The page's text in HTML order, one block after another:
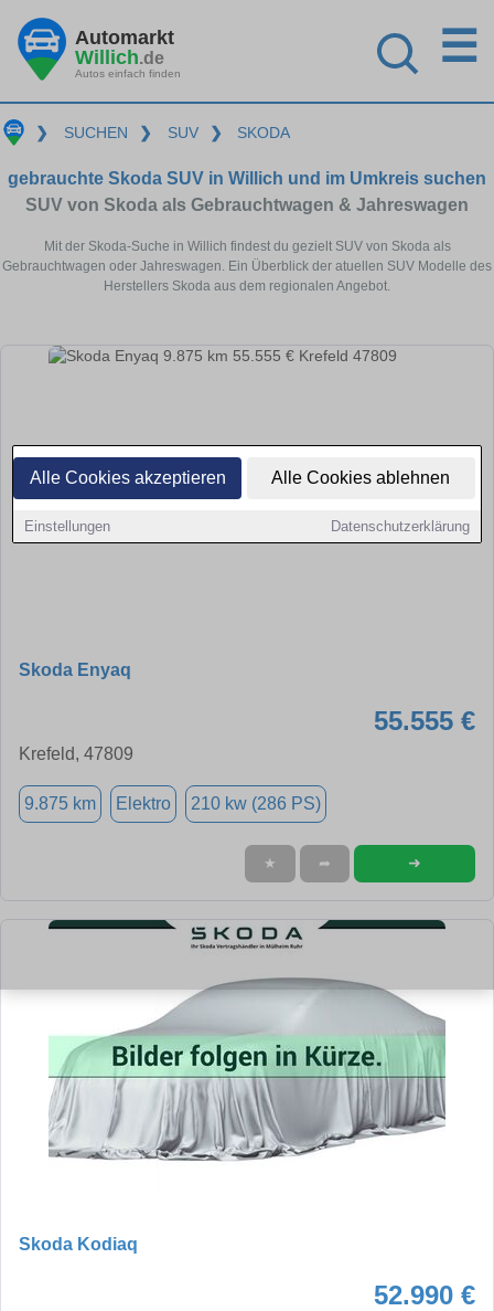
Alle Cookies akzeptieren Alle Cookies ablehnen
Einstellungen Datenschutzerklärung
Automarkt
Willich.de
Autos einfach finden
☰
❯ SUCHEN ❯ SUV ❯ SKODA
gebrauchte Skoda SUV in Willich und im Umkreis suchen
SUV von Skoda als Gebrauchtwagen & Jahreswagen
Mit der Skoda-Suche in Willich findest du gezielt SUV von Skoda als
Gebrauchtwagen oder Jahreswagen. Ein Überblick der atuellen SUV Modelle des
Herstellers Skoda aus dem regionalen Angebot.
Skoda Enyaq
55.555 €
Krefeld, 47809
9.875 km Elektro 210 kw (286 PS)
★ ➦ ➜
Skoda Kodiaq
52.990 €